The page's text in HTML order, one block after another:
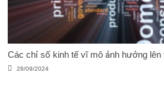
Các chỉ số kinh tế vĩ mô ảnh hưởng
28/09/2024